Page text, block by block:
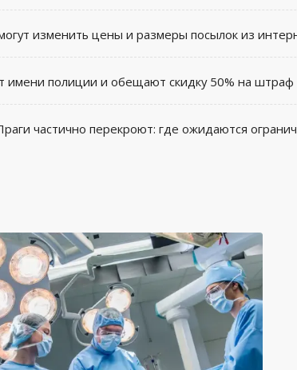
изменить цены и размеры посылок из
имени полиции и обещают скидку 50% на штраф
частично перекроют: где ожидаются